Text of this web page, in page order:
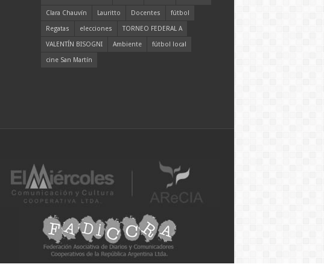
Clara Chauvín
Lauritto Docentes
fútbol
Regatas
elecciones
TORNEO FEDERAL A
VALENTÍN BISOGNI
Ambiente
fútbol local
cine San Martín